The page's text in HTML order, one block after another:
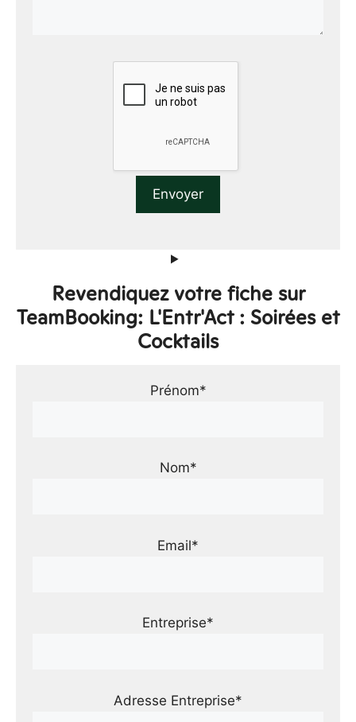
Revendiquez votre fiche sur
TeamBooking: L'Entr'Act : Soirées et
Cocktails
Prénom*
Nom*
Email*
Entreprise*
Adresse Entreprise*